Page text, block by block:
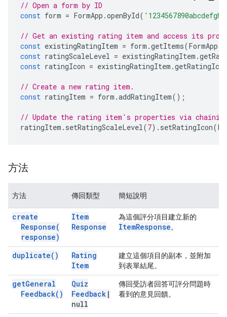
// Open a form by ID
const form = FormApp .openById(
// Get an existing rating item and access its
const existingRatingItem = form .getItems(FormApp
const ratingScaleLevel = existingRatingItem .
const ratingIcon = existingRatingItem .getRatingIcon
// Create a new rating item.
const ratingItem = form .addRatingItem();
// Update the rating item's properties via
ratingItem . setRatingScaleLevel(7). setRatingIcon(
方法
方法 傳回類型 簡短說明
create
Response(
response)
Item
Response
為這個評分項目建立新的
ItemResponse。
duplicate( )
Rating
Item
建立這個項目的副本，並附加
到表單結尾。
getGeneral
Feedback( )
Quiz
Feedback |
null
傳回受訪者回答可評分問題時
看到的意見回饋。